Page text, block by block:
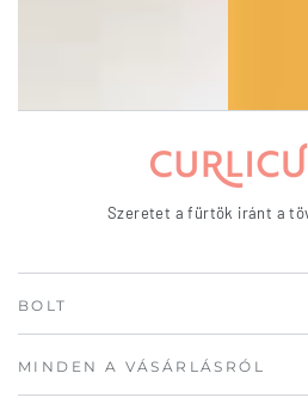
Szeretet a fürtök iránt a
BOLT
MINDEN A VÁSÁRLÁSRÓL